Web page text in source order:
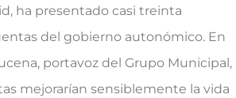
ha presentado casi treinta
del gobierno autonómico. En
portavoz del Grupo Municipal,
mejorarían sensiblemente la vida